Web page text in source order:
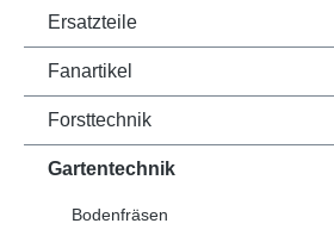
Ersatzteile
Fanartikel
Forsttechnik
Gartentechnik
Bodenfräsen